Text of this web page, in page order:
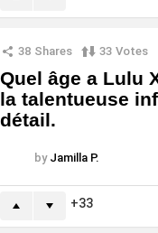
38 Shares 33 Votes
Quel âge a Lulu
la talentueuse
détail.
by Jamilla P.
33